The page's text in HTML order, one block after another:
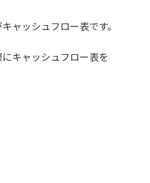
ャッシュフロー表です。
キャッシュフロー表を